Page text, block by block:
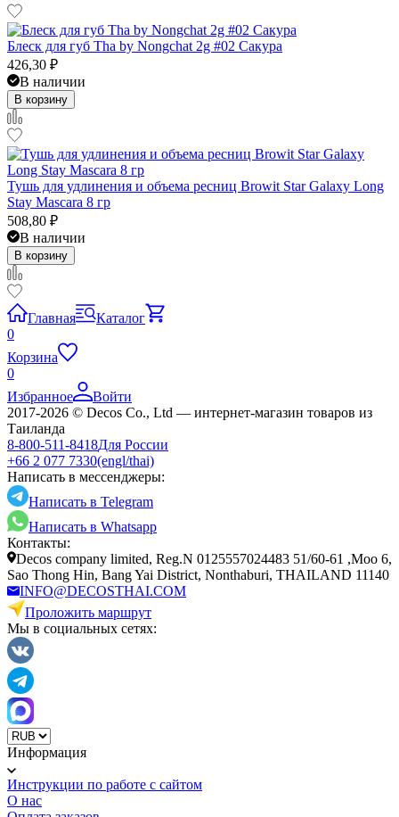
Блеск для губ Tha by Nongchat 2g #02 Сакура
426,30 ₽
В наличии
В корзину
Тушь для удлинения и объема ресниц Browit Star Galaxy Long
Stay Mascara 8 гр
508,80 ₽
В наличии
В корзину
Главная
Каталог
0
Корзина
0
Избранное
Войти
2017-2026 © Decos Co., Ltd — интернет-магазин товаров из
Таиланда
8-800-511-8418Для России
+66 2 077 7330(engl/thai)
Написать в мессенджеры:
Написать в Telegram
Написать в Whatsapp
Контакты:
Decos company limited, Reg.N 0125557024483 51/60-61 ,Moo 6,
Sao Thong Hin, Bang Yai District, Nonthaburi, THAILAND 11140
INFO@DECOSTHAI.COM
Проложить маршрут
Мы в социальных сетях:
Информация
Инструкции по работе с сайтом
О нас